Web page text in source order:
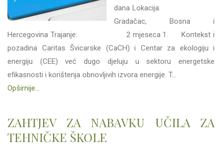
dana Lokacija:
Gradačac, Bosna i
Hercegovina Trajanje: 2 mjeseca 1. Kontekst i
pozadina Caritas Švicarske (CaCH) i Centar za ekologiju i
energiju (CEE) već dugo djeluju u sektoru energetske
efikasnosti i korištenja obnovljivih izvora energije. T...
Opširnije...
ZAHTJEV ZA NABAVKU UČILA ZA
TEHNIČKE ŠKOLE